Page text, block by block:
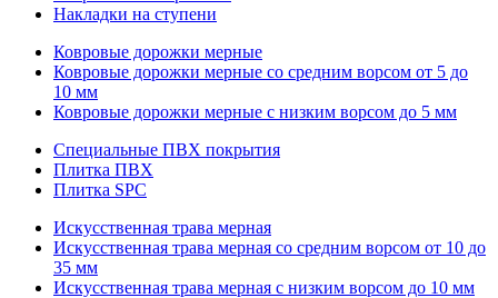
Накладки на ступени
Ковровые дорожки мерные
Ковровые дорожки мерные со средним ворсом от 5 до
10 мм
Ковровые дорожки мерные с низким ворсом до 5 мм
Специальные ПВХ покрытия
Плитка ПВХ
Плитка SPC
Искуccтвенная трава мерная
Искусственная трава мерная со средним ворсом от 10 до
35 мм
Искусственная трава мерная с низким ворсом до 10 мм